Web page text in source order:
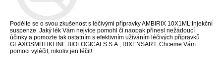
Podělte se o svou zkušenost s léčivými přípravky AMBIRIX 10X1ML Injekční
suspenze. Jaký lék Vám nejvíce pomohl či naopak přinesl nežádoucí
účinky a pomozte tak ostatním s efektivním užíváním léčivých přípravků
GLAXOSMITHKLINE BIOLOGICALS S.A., RIXENSART. Chceme Vám
pomoci vyléčit, nikoliv jen léčit!